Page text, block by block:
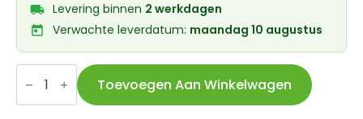
Levering binnen 2 werkdagen
Verwachte leverdatum: maandag 10 augustus
Atran
Velo
standaard
Rex
Toevoegen Aan Winkelwagen